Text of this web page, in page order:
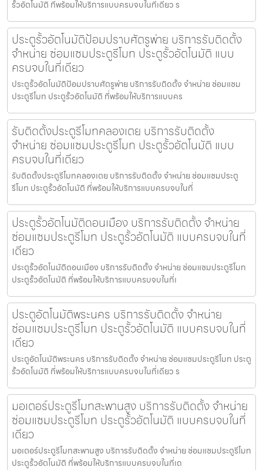
รั้วอัตโนมัติ ที่พร้อมให้บริการแบบครบจบในที่เดียว ร
ประตูรั้วอัตโนมัติป้อมปราบศัตรูพ่าย บริการรับติดตั้ง
จำหน่าย ซ่อมแซมประตูรีโมท ประตูรั้วอัตโนมัติ แบบ
ครบจบในที่เดียว
ประตูรั้วอัตโนมัติป้อมปราบศัตรูพ่าย บริการรับติดตั้ง จำหน่าย ซ่อมแซม
ประตูรีโมท ประตูรั้วอัตโนมัติ ที่พร้อมให้บริการแบบคร
รับติดตั้งประตูรีโมทคลองเตย บริการรับติดตั้ง
จำหน่าย ซ่อมแซมประตูรีโมท ประตูรั้วอัตโนมัติ แบบ
ครบจบในที่เดียว
รับติดตั้งประตูรีโมทคลองเตย บริการรับติดตั้ง จำหน่าย ซ่อมแซมประตู
รีโมท ประตูรั้วอัตโนมัติ ที่พร้อมให้บริการแบบครบจบในที่
ประตูรั้วอัตโนมัติดอนเมือง บริการรับติดตั้ง จำหน่าย
ซ่อมแซมประตูรีโมท ประตูรั้วอัตโนมัติ แบบครบจบในที่
เดียว
ประตูรั้วอัตโนมัติดอนเมือง บริการรับติดตั้ง จำหน่าย ซ่อมแซมประตูรีโมท
ประตูรั้วอัตโนมัติ ที่พร้อมให้บริการแบบครบจบในที่เ
ประตูอัตโนมัติพระนคร บริการรับติดตั้ง จำหน่าย
ซ่อมแซมประตูรีโมท ประตูรั้วอัตโนมัติ แบบครบจบในที่
เดียว
ประตูอัตโนมัติพระนคร บริการรับติดตั้ง จำหน่าย ซ่อมแซมประตูรีโมท ประตู
รั้วอัตโนมัติ ที่พร้อมให้บริการแบบครบจบในที่เดียว ร
มอเตอร์ประตูรีโมทสะพานสูง บริการรับติดตั้ง จำหน่าย
ซ่อมแซมประตูรีโมท ประตูรั้วอัตโนมัติ แบบครบจบในที่
เดียว
มอเตอร์ประตูรีโมทสะพานสูง บริการรับติดตั้ง จำหน่าย ซ่อมแซมประตูรีโมท
ประตูรั้วอัตโนมัติ ที่พร้อมให้บริการแบบครบจบในที่เด